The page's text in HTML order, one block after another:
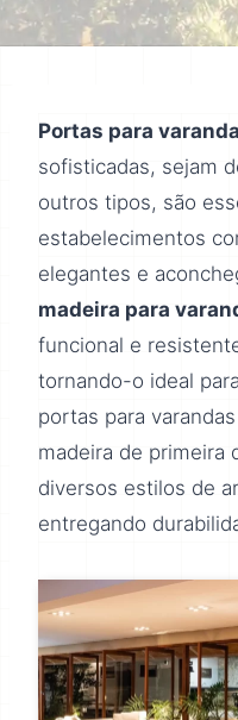
Portas para
sofisticadas, sejam
outros tipos, são
estabelecimentos
elegantes e
madeira para
funcional e
tornando-o ideal
portas para
madeira de primeira
diversos estilos de
entregando